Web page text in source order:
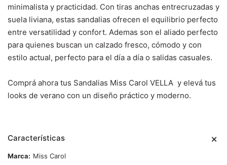
minimalista y practicidad. Con tiras anchas entrecruzadas y
suela liviana, estas sandalias ofrecen el equilibrio perfecto
entre versatilidad y confort. Ademas son el aliado perfecto
para quienes buscan un calzado fresco, cómodo y con
estilo actual, perfecto para el día a día o salidas casuales.
Comprá ahora tus Sandalias Miss Carol VELLA y elevá tus
looks de verano con un diseño práctico y moderno.
Características
Marca
Miss Carol